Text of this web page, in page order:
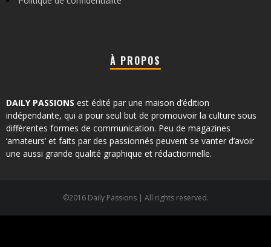
À PROPOS
DAILY PASSIONS est édité par une maison d’édition
indépendante, qui a pour seul but de promouvoir la culture sous
différentes formes de communication. Peu de magazines
‘amateurs’ et faits par des passionnés peuvent se vanter d’avoir
une aussi grande qualité graphique et rédactionnelle.
©2016 Daily Passions | All rights reserved.